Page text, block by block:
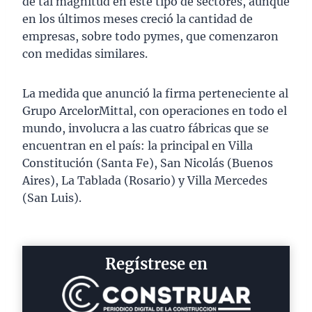
en los últimos meses creció la cantidad de
empresas, sobre todo pymes, que comenzaron
con medidas similares.
La medida que anunció la firma perteneciente al
Grupo ArcelorMittal, con operaciones en todo el
mundo, involucra a las cuatro fábricas que se
encuentran en el país: la principal en Villa
Constitución (Santa Fe), San Nicolás (Buenos
Aires), La Tablada (Rosario) y Villa Mercedes
(San Luis).
Regístrese en